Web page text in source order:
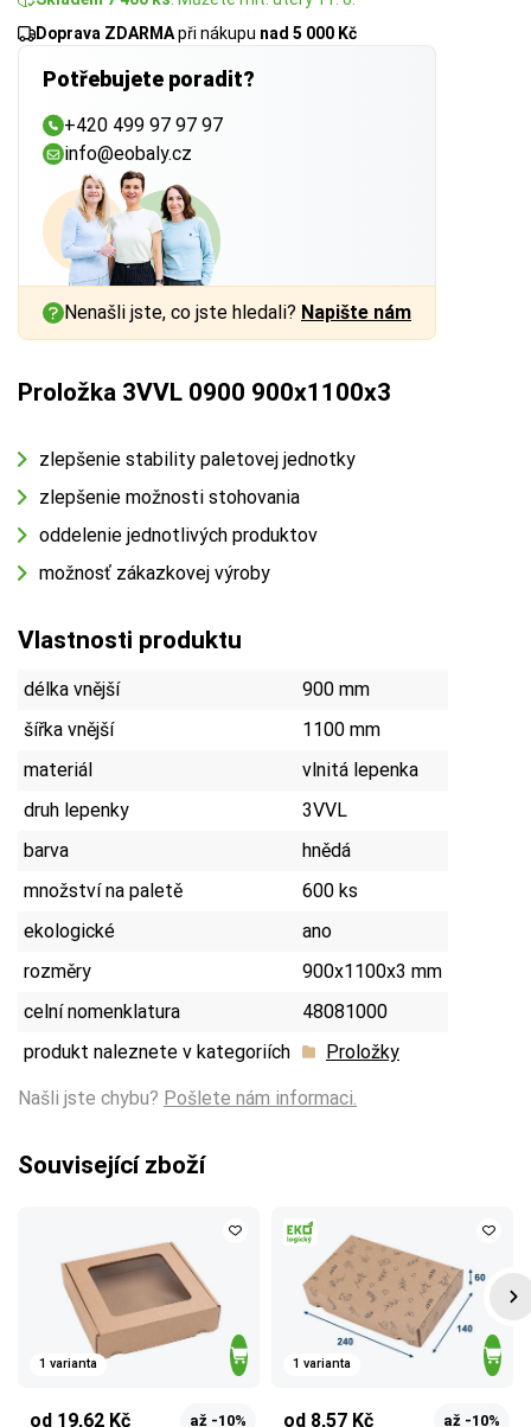
Doprava ZDARMApři nákupu nad 5 000 Kč
Potřebujete poradit?
+420 499 97 97 97
info@eobaly.cz
Nenašli jste, co jste hledali? Napište nám
Proložka 3VVL 0900 900x1100x3
zlepšenie stability paletovej jednotky
zlepšenie možnosti stohovania
oddelenie jednotlivých produktov
možnosť zákazkovej výroby
Vlastnosti produktu
délka vnější
900 mm
šířka vnější
1100 mm
materiál
vlnitá lepenka
druh lepenky
3VVL
barva
hnědá
množství na paletě
600 ks
ekologické
ano
rozměry
900x1100x3 mm
celní nomenklatura
48081000
produkt naleznete v kategoriích
Proložky
Našli jste chybu? Pošlete nám informaci.
Související zboží
1 varianta
od 19,62 Kč až -10%
1 varianta
od 8,57 Kč až -10%